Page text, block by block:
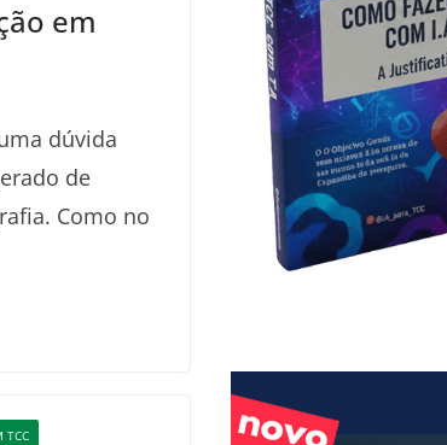
em
dúvida
de
Como no
TCC